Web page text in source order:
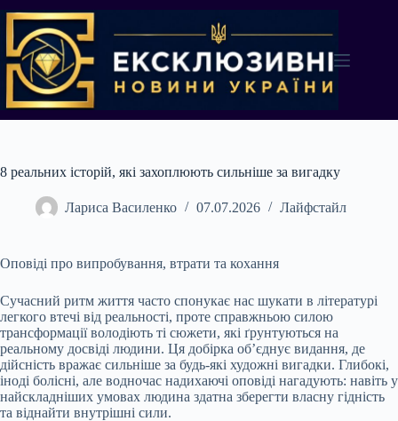
до
вмісту
8 реальних історій, які захоплюють сильніше за вигадку
Лариса Василенко 07.07.2026 Лайфстайл
Оповіді про випробування, втрати та кохання
Сучасний ритм життя часто спонукає нас шукати в літературі
легкого втечі від реальності, проте справжньою силою
трансформації володіють ті сюжети, які ґрунтуються на
реальному досвіді людини. Ця добірка об’єднує видання, де
дійсність вражає сильніше за будь-які художні вигадки. Глибокі,
іноді болісні, але водночас надихаючі оповіді нагадують: навіть у
найскладніших умовах людина здатна зберегти власну гідність
та віднайти внутрішні сили.